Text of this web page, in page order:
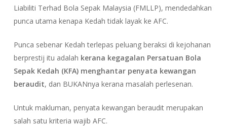
Liabiliti Terhad Bola Sepak Malaysia (FMLLP), mendedahkan
punca utama kenapa Kedah tidak layak ke AFC.
Punca sebenar Kedah terlepas peluang beraksi di kejohanan
berprestij itu adalah kerana kegagalan Persatuan Bola
Sepak Kedah (KFA) menghantar penyata kewangan
beraudit, dan BUKANnya kerana masalah perlesenan.
Untuk makluman, penyata kewangan beraudit merupakan
salah satu kriteria wajib AFC.